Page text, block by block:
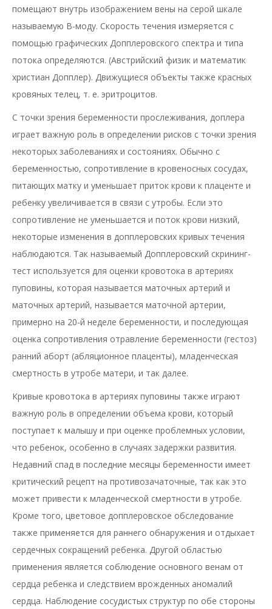
помещают внутрь изображением вены на серой шкале
называемую B-моду. Скорость течения измеряется с
помощью графических Допплеровского спектра и типа
потока определяются. (Австрийский физик и математик
христиан Допплер). Движущиеся объекты также красных
кровяных телец, т. е. эритроцитов.
С точки зрения беременности прослеживания, доплера
играет важную роль в определении рисков с точки зрения
некоторых заболеваниях и состояниях. Обычно с
беременностью, сопротивление в кровеносных сосудах,
питающих матку и уменьшает приток крови к плаценте и
ребенку увеличивается в связи с утробы. Если это
сопротивление не уменьшается и поток крови низкий,
некоторые изменения в допплеровских кривых течения
наблюдаются. Так называемый Допплеровский скрининг-
тест используется для оценки кровотока в артериях
пуповины, которая называется маточных артерий и
маточных артерий, называется маточной артерии,
примерно на 20-й неделе беременности, и последующая
оценка сопротивления отравление беременности (гестоз)
ранний аборт (абляционное плаценты), младенческая
смертность в утробе матери, и так далее.
Кривые кровотока в артериях пуповины также играют
важную роль в определении объема крови, который
поступает к малышу и при оценке проблемных условии,
что ребенок, особенно в случаях задержки развития.
Недавний спад в последние месяцы беременности имеет
критический рецепт на противозачаточные, так как это
может привести к младенческой смертности в утробе.
Кроме того, цветовое допплеровское обследование
также применяется для раннего обнаружения и отдыхает
сердечных сокращений ребенка. Другой областью
применения является соблюдение основного венам от
сердца ребенка и следствием врожденных аномалий
сердца. Наблюдение сосудистых структур по обе стороны